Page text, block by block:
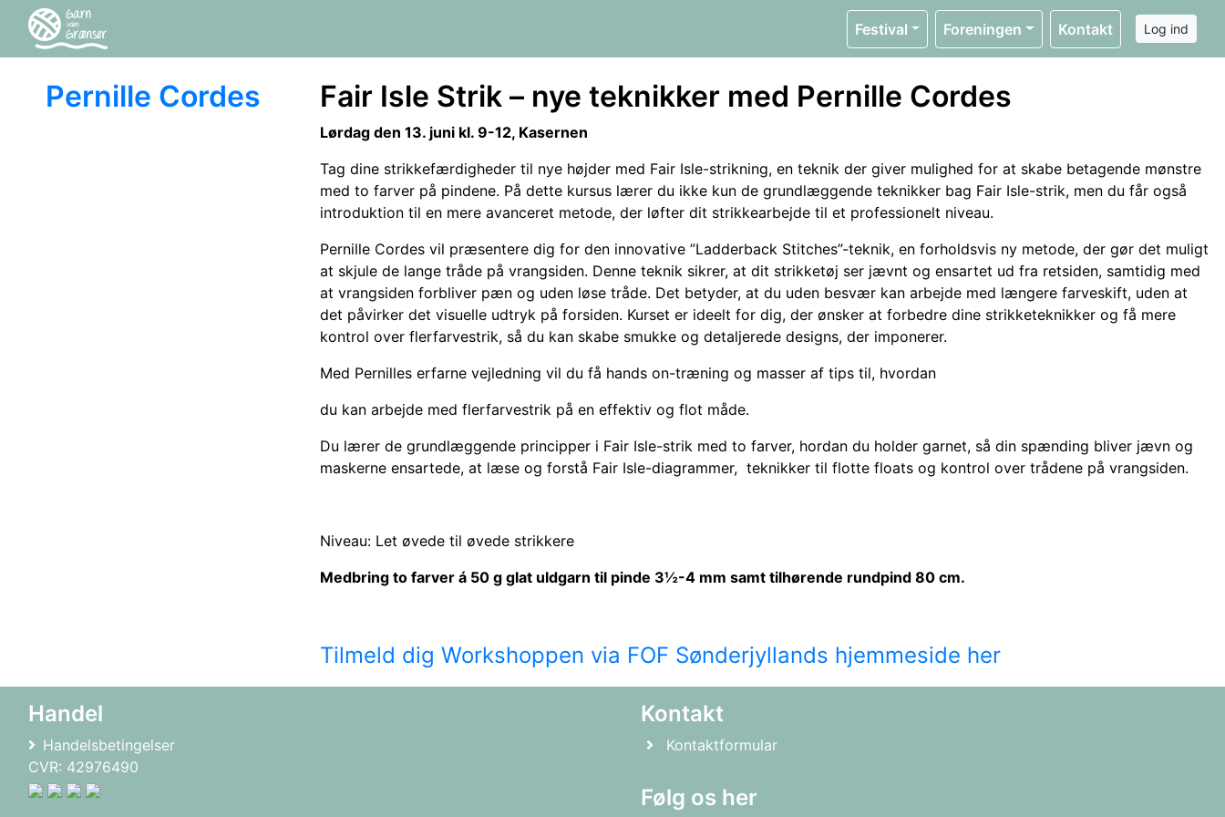
Festival Foreningen Kontakt Log ind
Pernille Cordes Fair Isle Strik – nye teknikker med Pernille Cordes
Lørdag den 13. juni kl. 9-12, Kasernen
Tag dine strikkefærdigheder til nye højder med Fair Isle-strikning, en teknik der giver mulighed for at skabe betagende mønstre
med to farver på pindene. På dette kursus lærer du ikke kun de grundlæggende teknikker bag Fair Isle-strik, men du får også
introduktion til en mere avanceret metode, der løfter dit strikkearbejde til et professionelt niveau.
Pernille Cordes vil præsentere dig for den innovative ”Ladderback Stitches”-teknik, en forholdsvis ny metode, der gør det muligt
at skjule de lange tråde på vrangsiden. Denne teknik sikrer, at dit strikketøj ser jævnt og ensartet ud fra retsiden, samtidig med
at vrangsiden forbliver pæn og uden løse tråde. Det betyder, at du uden besvær kan arbejde med længere farveskift, uden at
det påvirker det visuelle udtryk på forsiden. Kurset er ideelt for dig, der ønsker at forbedre dine strikketeknikker og få mere
kontrol over flerfarvestrik, så du kan skabe smukke og detaljerede designs, der imponerer.
Med Pernilles erfarne vejledning vil du få hands on-træning og masser af tips til, hvordan
du kan arbejde med flerfarvestrik på en effektiv og flot måde.
Du lærer de grundlæggende principper i Fair Isle-strik med to farver, hordan du holder garnet, så din spænding bliver jævn og
maskerne ensartede, at læse og forstå Fair Isle-diagrammer, teknikker til flotte floats og kontrol over trådene på vrangsiden.
Niveau: Let øvede til øvede strikkere
Medbring to farver á 50 g glat uldgarn til pinde 3½-4 mm samt tilhørende rundpind 80 cm.
Tilmeld dig Workshoppen via FOF Sønderjyllands hjemmeside her
Handel
Handelsbetingelser
CVR: 42976490
Kontakt
Kontaktformular
Følg os her